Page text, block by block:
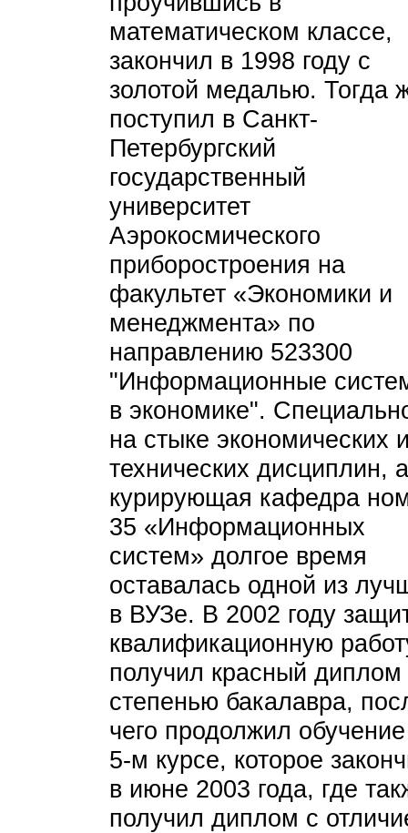
математическом классе,
закончил в 1998 году с
золотой медалью. Тогда
поступил в Санкт-
Петербургский
государственный
университет
Аэрокосмического
приборостроения на
факультет «Экономики и
менеджмента» по
направлению 523300
"Информационные
в экономике".
на стыке экономических
технических дисциплин, а
курирующая кафедра
35 «Информационных
систем» долгое время
оставалась одной из
в ВУЗе. В 2002 году
квалификационную
получил красный диплом
степенью бакалавра,
чего продолжил
5-м курсе, которое
в июне 2003 года, где
получил диплом с